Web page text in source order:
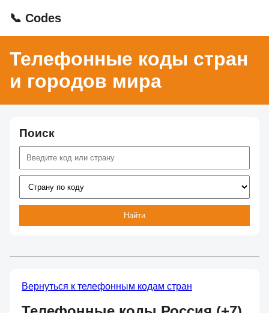
📞 Codes
Телефонные коды стран
и городов мира
Поиск
Найти
Вернуться к телефонным кодам стран